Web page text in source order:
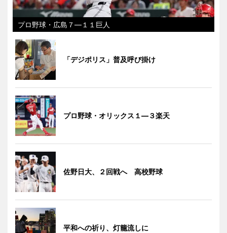
プロ野球・広島７―１１巨人
「デジポリス」普及呼び掛け
プロ野球・オリックス１―３楽天
佐野日大、２回戦へ 高校野球
平和への祈り、灯籠流しに